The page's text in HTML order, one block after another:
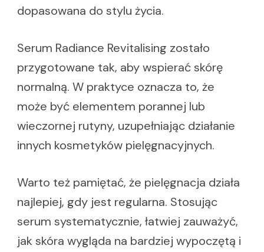
dopasowana do stylu życia.
Serum Radiance Revitalising zostało
przygotowane tak, aby wspierać skórę
normalną. W praktyce oznacza to, że
może być elementem porannej lub
wieczornej rutyny, uzupełniając działanie
innych kosmetyków pielęgnacyjnych.
Warto też pamiętać, że pielęgnacja działa
najlepiej, gdy jest regularna. Stosując
serum systematycznie, łatwiej zauważyć,
jak skóra wygląda na bardziej wypoczętą i